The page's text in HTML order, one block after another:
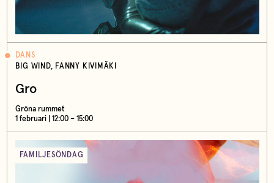
DANS
BIG WIND, FANNY KIVIMÄKI
Gro
Gröna rummet
1 februari | 12:00 – 15:00
FAMILJESÖNDAG